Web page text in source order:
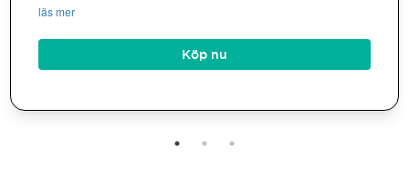
läs mer
Köp nu